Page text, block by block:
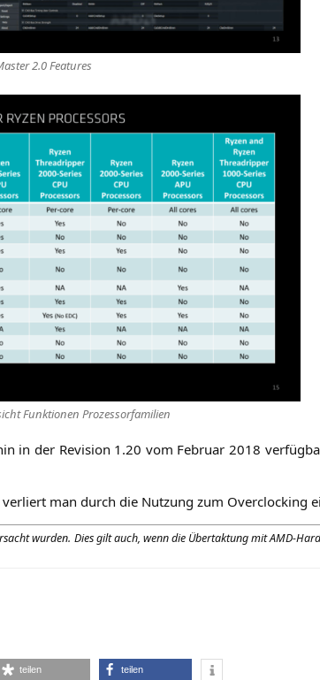
2.0 Features
Funk­tio­nen Prozessorfamilien
in der Revi­si­on 1.20 vom Febru­ar 2018
man durch die Nut­zung zum Over­clo­cking
wur­den. Dies gilt auch, wenn die Über­tak­tung mit AMD-
teilen teilen